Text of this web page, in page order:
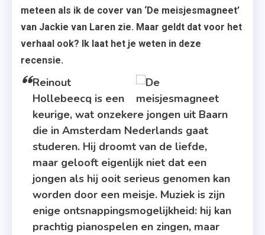
De
Eilandliefde-
Serie
Laren
,
Roman
meteen als ik de cover van ‘De meisjesmagneet’
van Jackie van Laren zie. Maar geldt dat voor het
verhaal ook? Ik laat het je weten in deze
recensie.
Reinout
Hollebeecq is een
keurige, wat onzekere jongen uit Baarn
die in Amsterdam Nederlands gaat
studeren. Hij droomt van de liefde,
maar gelooft eigenlijk niet dat een
jongen als hij ooit serieus genomen kan
worden door een meisje. Muziek is zijn
enige ontsnappingsmogelijkheid: hij kan
prachtig pianospelen en zingen, maar